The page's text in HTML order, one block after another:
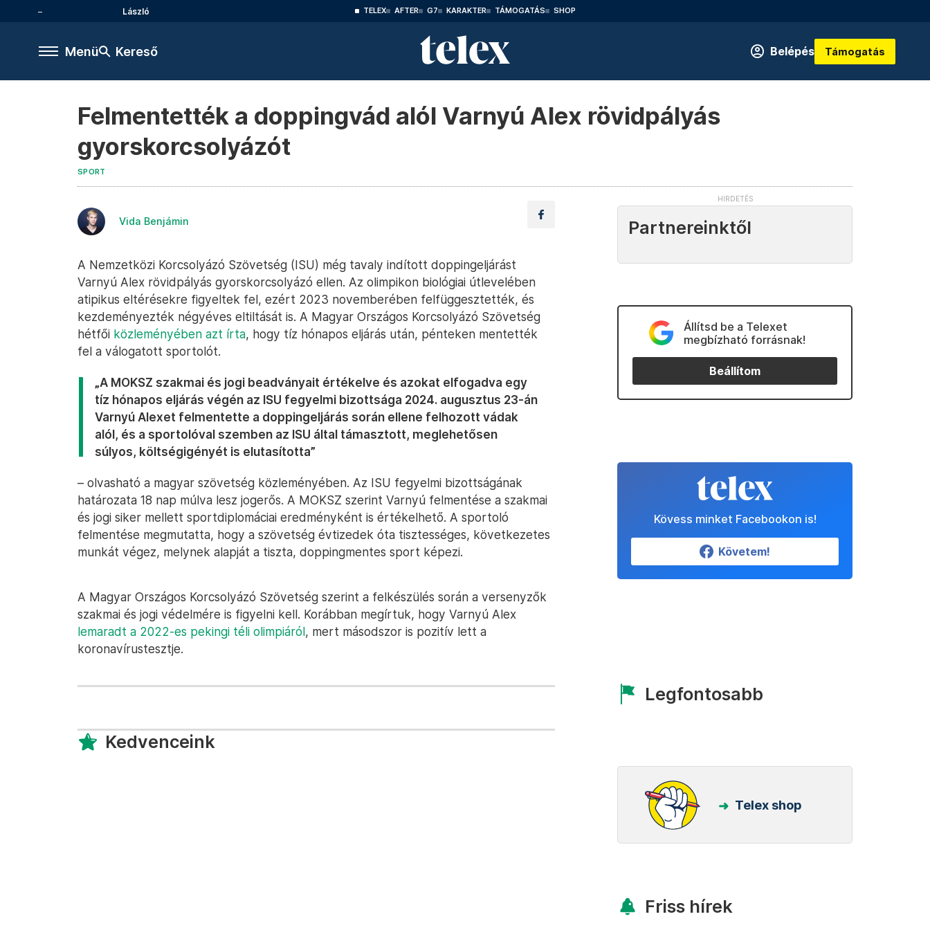
László TELEX AFTER G7 KARAKTER TÁMOGATÁS SHOP
Menü Kereső Belépés Támogatás
Felmentették a doppingvád alól Varnyú Alex rövidpályás
gyorskorcsolyázót
SPORT
Vida Benjámin
A Nemzetközi Korcsolyázó Szövetség (ISU) még tavaly indított doppingeljárást
Varnyú Alex rövidpályás gyorskorcsolyázó ellen. Az olimpikon biológiai útlevelében
atipikus eltérésekre figyeltek fel, ezért 2023 novemberében felfüggesztették, és
kezdeményezték négyéves eltiltását is. A Magyar Országos Korcsolyázó Szövetség
hétfői közleményében azt írta, hogy tíz hónapos eljárás után, pénteken mentették
fel a válogatott sportolót.
„A MOKSZ szakmai és jogi beadványait értékelve és azokat elfogadva egy
tíz hónapos eljárás végén az ISU fegyelmi bizottsága 2024. augusztus 23-án
Varnyú Alexet felmentette a doppingeljárás során ellene felhozott vádak
alól, és a sportolóval szemben az ISU által támasztott, meglehetősen
súlyos, költségigényét is elutasította”
– olvasható a magyar szövetség közleményében. Az ISU fegyelmi bizottságának
határozata 18 nap múlva lesz jogerős. A MOKSZ szerint Varnyú felmentése a szakmai
és jogi siker mellett sportdiplomáciai eredményként is értékelhető. A sportoló
felmentése megmutatta, hogy a szövetség évtizedek óta tisztességes, következetes
munkát végez, melynek alapját a tiszta, doppingmentes sport képezi.
A Magyar Országos Korcsolyázó Szövetség szerint a felkészülés során a versenyzők
szakmai és jogi védelmére is figyelni kell. Korábban megírtuk, hogy Varnyú Alex
lemaradt a 2022-es pekingi téli olimpiáról, mert másodszor is pozitív lett a
koronavírustesztje.
Kedvenceink
Partnereinktől
Állítsd be a Telexet
megbízható forrásnak!
Beállítom
Kövess minket Facebookon is!
Követem!
Legfontosabb
Telex shop
Friss hírek